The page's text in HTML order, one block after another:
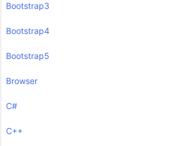
Bootstrap3
Bootstrap4
Bootstrap5
Browser
C#
C++